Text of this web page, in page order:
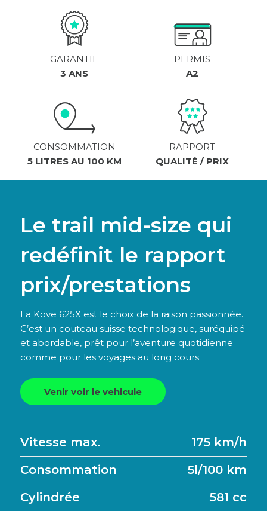
GARANTIE
3 ANS
PERMIS
A2
CONSOMMATION
5 LITRES AU 100 KM
RAPPORT
QUALITÉ / PRIX
Le trail mid-size qui
redéfinit le rapport
prix/prestations
La Kove 625X est le choix de la raison passionnée.
C’est un couteau suisse technologique, suréquipé
et abordable, prêt pour l’aventure quotidienne
comme pour les voyages au long cours.
Venir voir le vehicule
Vitesse max.
175 km/h
Consommation
5l/100 km
Cylindrée
581 cc